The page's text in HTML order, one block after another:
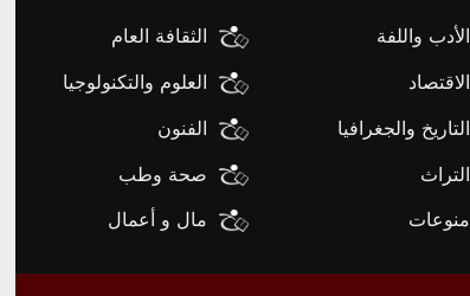
الأدب واللفة
الاقتصاد
التاريخ والجغرافيا
التراث
منوعات
الثقافة العام
العلوم والتكنولوجيا
الفنون
صحة وطب
مال و أعمال